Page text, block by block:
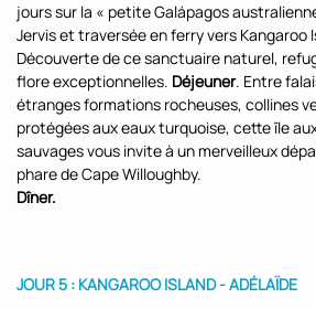
jours sur la « petite Galápagos
Jervis et traversée en ferry vers Kangaroo
Découverte de ce sanctuaire naturel,
flore exceptionnelles. Déjeuner. Entre
étranges formations rocheuses, collines
protégées aux eaux turquoise, cette île
sauvages vous invite à un merveilleux
phare de Cape Willoughby.
Dîner.
JOUR 5 : KANGAROO ISLAND - ADÉLAÏDE